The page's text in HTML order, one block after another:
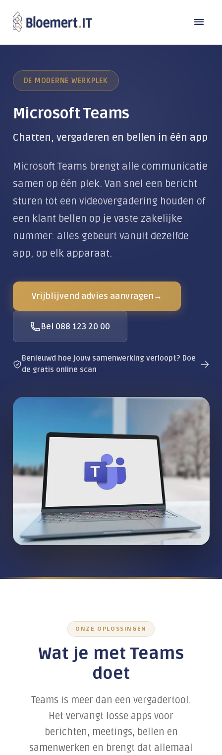
DE MODERNE WERKPLEK
Laptops en computers
Microsoft Copilot
Microsoft Teams
Beheer & Support
CLOUD & COMMUNICATIE
Wifi & Netwerk
Vergadertechniek
Zakelijke e-mail
Alles over Cloud & Communicatie
Moderne beveiliging
Wachtwoordbeheer
Beveiligd mailen
Firewalls
Bewustwording medewerkers
Werken op afstand
Digitale veiligheid
Microsoft 365
Samenwerken in de cloud
Datalekken voorkomen
Alles over Training & Adoptie
Branches
Bouw
Transport
Publieke sector
Zakelijke dienstverlening
Referenties
Over Bloemert IT
Over ons
Werken bij
Contact
Klantportaal
DE MODERNE WERKPLEK
Microsoft Teams
Chatten, vergaderen en bellen in één app
Microsoft Teams brengt alle communicatie
samen op één plek. Van snel een bericht
sturen tot een videovergadering houden of
een klant bellen op je vaste zakelijke
nummer: alles gebeurt vanuit dezelfde
app, op elk apparaat.
Vrijblijvend advies aanvragen→
Bel 088 123 20 00
Benieuwd hoe jouw samenwerking verloopt? Doe
de gratis online scan
ONZE OPLOSSINGEN
Wat je met Teams
doet
Teams is meer dan een vergadertool.
Het vervangt losse apps voor
berichten, meetings, bellen en
samenwerken en brengt dat allemaal